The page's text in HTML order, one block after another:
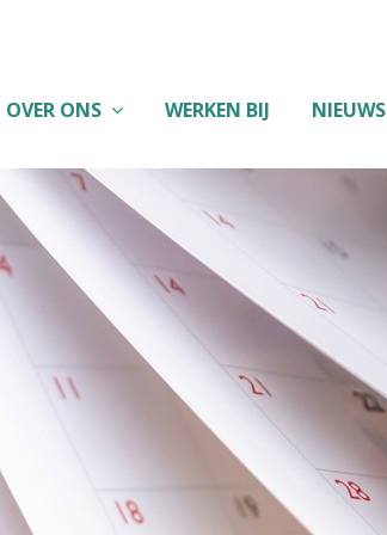
OVER ONS WERKEN BIJ NIEUWS